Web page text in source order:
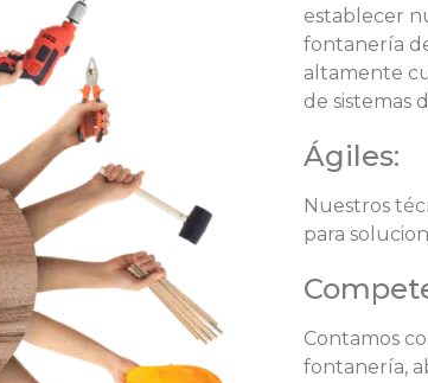
establecer
fontanería
altamente
de sistemas
Ágiles:
Nuestros
para
Contamos
fontanería,